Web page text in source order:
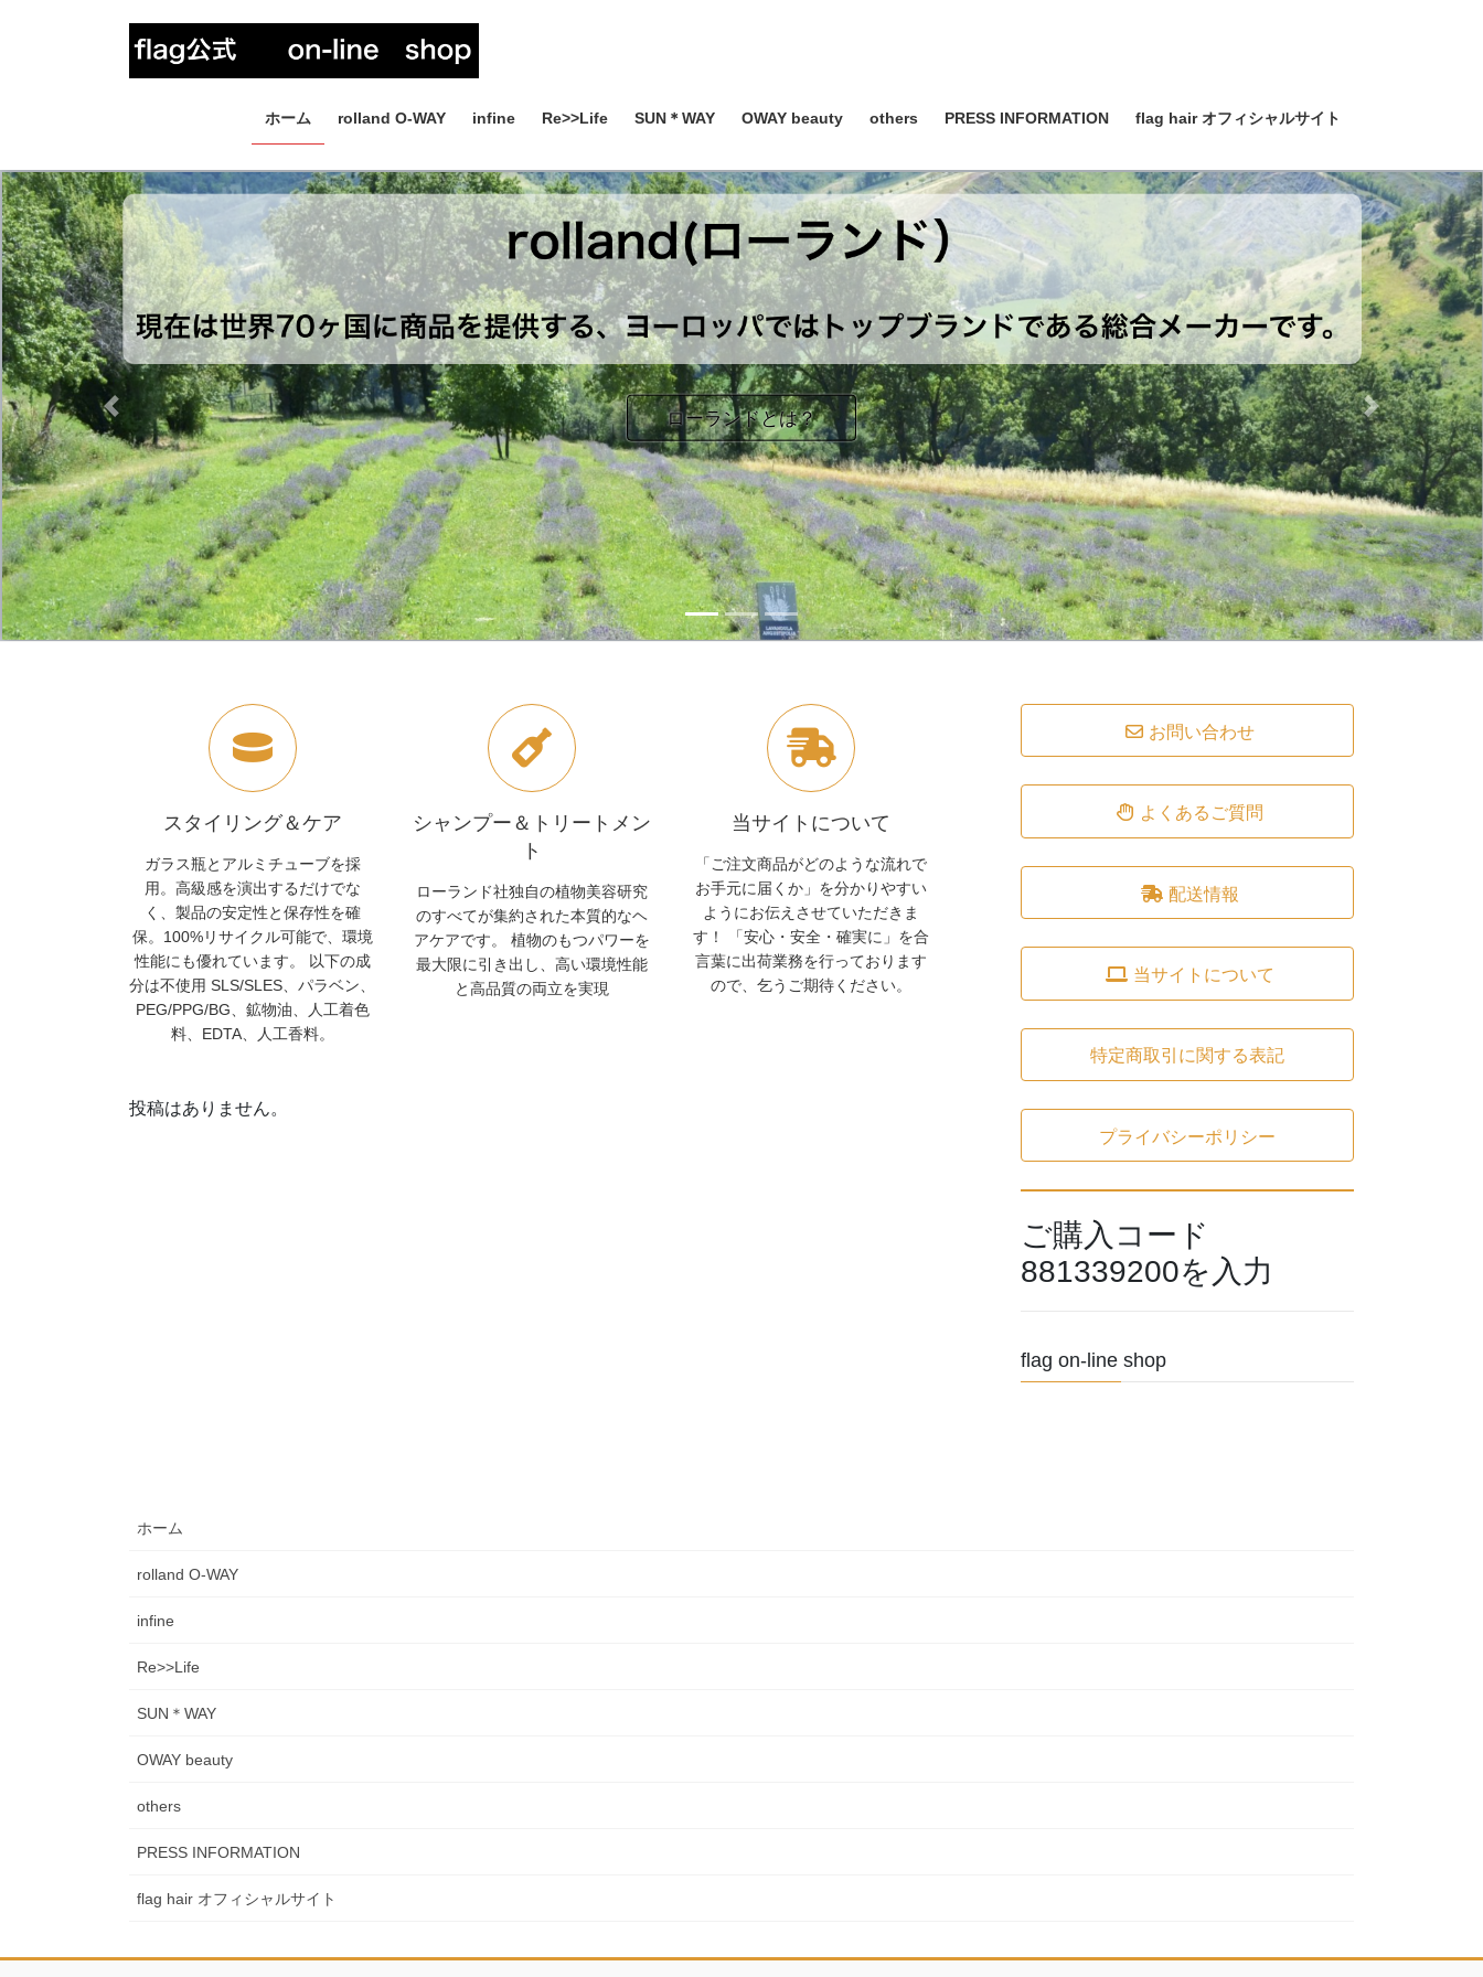
ス
キ
ッ
プ
ン
に
移
動
ホーム rolland O-WAY infine Re>>Life SUN＊WAY OWAY beauty others PRESS INFORMATION flag hair オフィシャルサイト
ローランドとは？
Previous Next
スタイリング＆ケア
ガラス瓶とアルミチューブを採
用。高級感を演出するだけでな
く、製品の安定性と保存性を確
保。100%リサイクル可能で、環境
性能にも優れています。 以下の成
分は不使用 SLS/SLES、パラベン、
PEG/PPG/BG、鉱物油、人工着色
料、EDTA、人工香料。
シャンプー＆トリートメン
ト
ローランド社独自の植物美容研究
のすべてが集約された本質的なヘ
アケアです。 植物のもつパワーを
最大限に引き出し、高い環境性能
と高品質の両立を実現
当サイトについて
「ご注文商品がどのような流れで
お手元に届くか」を分かりやすい
ようにお伝えさせていただきま
す！ 「安心・安全・確実に」を合
言葉に出荷業務を行っております
ので、乞うご期待ください。
投稿はありません。
お問い合わせ
よくあるご質問
配送情報
当サイトについて
特定商取引に関する表記
プライバシーポリシー
ご購入コード
881339200を入力
flag on-line shop
ホーム
rolland O-WAY
infine
Re>>Life
SUN＊WAY
OWAY beauty
others
PRESS INFORMATION
flag hair オフィシャルサイト